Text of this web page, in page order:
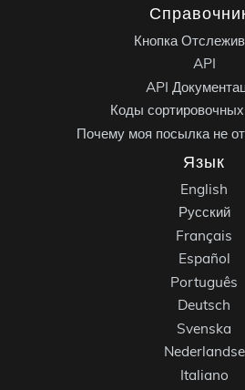
Кнопка
API
API
Коды
Почему моя посылка не
Язык
English
Русский
Français
Español
Português
Deutsch
Svenska
Nederlandse
Italiano